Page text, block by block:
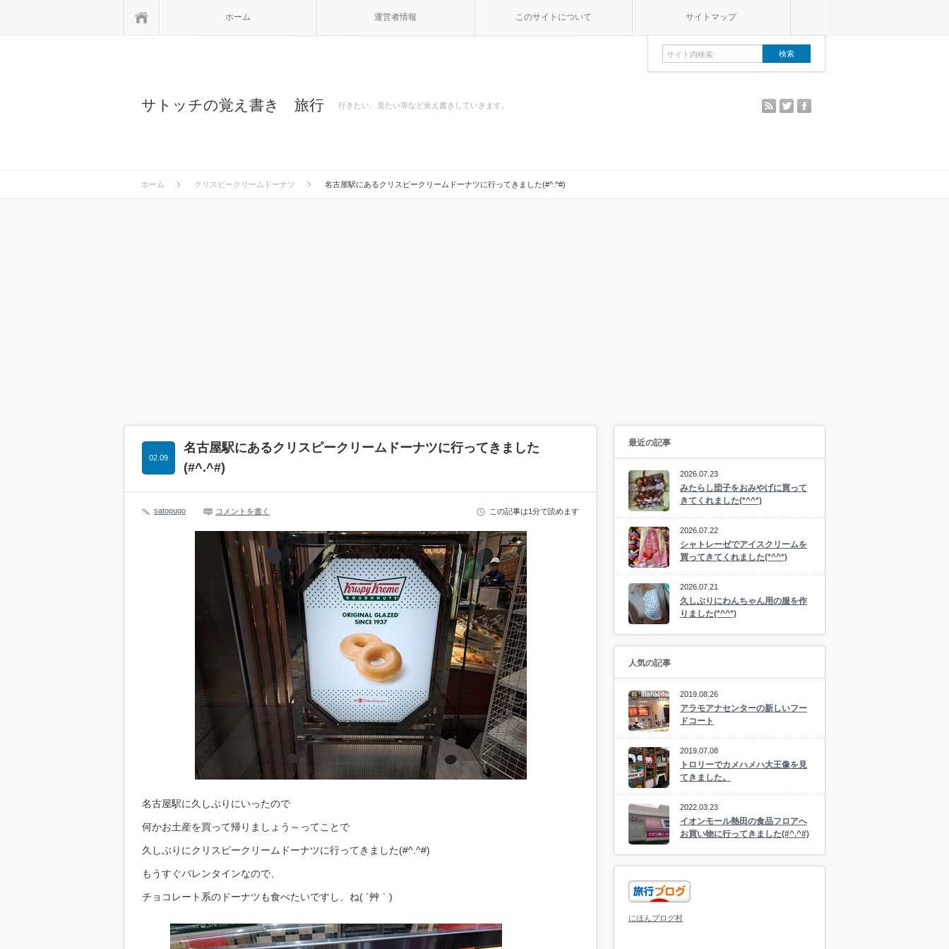
ホーム 運営者情報 このサイトについて サイトマップ
サトッチの覚え書き 旅行 行きたい、見たい等など覚え書きしていきます。 rss twitter
ホーム クリスピークリームドーナツ 名古屋駅にあるクリスピークリームドーナツに行ってきました(#^.^#)
名古屋駅にあるクリスピークリームドーナツに行ってきました
(#^.^#)
02.09
satopugo コメントを書く この記事は1分で読めます
名古屋駅に久しぶりにいったので
何かお土産を買って帰りましょう～ってことで
久しぶりにクリスピークリームドーナツに行ってきました(#^.^#)
もうすぐバレンタインなので、
チョコレート系のドーナツも食べたいですし、ね( ´艸｀)
最近の記事
2026.07.23
みたらし団子をおみやげに買って
きてくれました(*^^*)
2026.07.22
シャトレーゼでアイスクリームを
買ってきてくれました(*^^*)
2026.07.21
久しぶりにわんちゃん用の服を作
りました(*^^*)
人気の記事
2019.08.26
アラモアナセンターの新しいフー
ドコート
2019.07.08
トロリーでカメハメハ大王像を見
てきました。
2022.03.23
イオンモール熱田の食品フロアへ
お買い物に行ってきました(#^.^#)
にほんブログ村